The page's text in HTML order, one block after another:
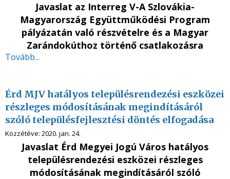
Javaslat az Interreg V-A Szlovákia-
Magyarország Együttműködési Program
pályázatán való részvételre és a Magyar
Zarándokúthoz történő csatlakozásra
Tovább...
Érd MJV hatályos településrendezési eszközei
részleges módosításának megindításáról
szóló településfejlesztési döntés elfogadása
Közzétéve: 2020. jan. 24.
Javaslat Érd Megyei Jogú Város hatályos
településrendezési eszközei részleges
módosításának megindításáról szóló